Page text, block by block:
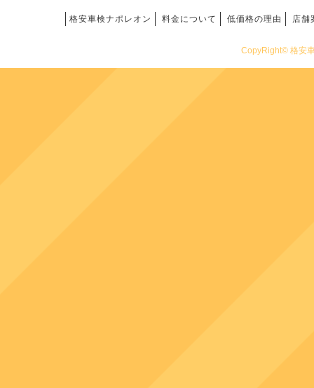
格安車検ナポレオン 料金について 低価格の理由 店舗
CopyRight© 格安